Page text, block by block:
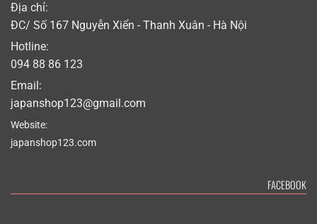
Địa chỉ:
ĐC/ Số 167 Nguyễn Xiển - Thanh Xuân - Hà Nội
Hotline:
094 88 86 123
Email:
japanshop123@gmail.com
Website:
japanshop123.com
FACEBOOK